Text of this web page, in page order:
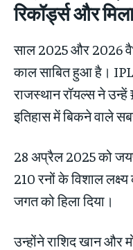
रिकॉर्ड्स और
साल 2025 और 2026
काल साबित हुआ है।
राजस्थान रॉयल्स ने उन्हें
इतिहास में बिकने वाले
28 अप्रैल 2025 को
210 रनों के विशाल
जगत को हिला दिया।
उन्होंने राशिद खान और